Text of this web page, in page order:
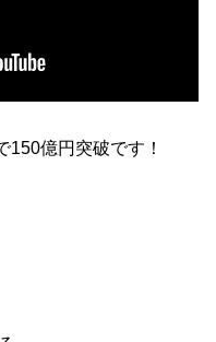
150億円突破です！